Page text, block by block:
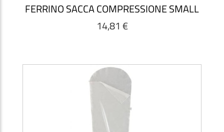
FERRINO SACCA COMPRESSIONE SMALL
14,81 €